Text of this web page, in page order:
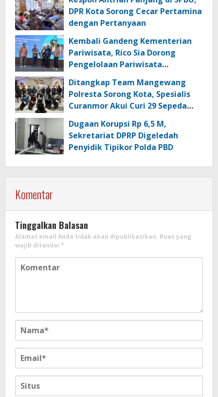
DPR Kota Sorong Cecar Pertamina
dengan Pertanyaan
Kembali Gandeng Kementerian
Pariwisata, Rico Sia Dorong
Pengelolaan Pariwisata
Ditangkap Team Mangewang
Polresta Sorong Kota, Spesialis
Curanmor Akui Curi 29 Sepeda
Dugaan Korupsi Rp 6,5 M,
Sekretariat DPRP Digeledah
Penyidik Tipikor Polda PBD
Komentar
Tinggalkan Balasan
Alamat email Anda tidak akan dipublikasikan. Ruas yang
wajib ditandai *